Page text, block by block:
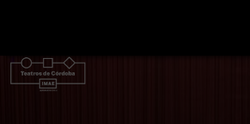
contenido